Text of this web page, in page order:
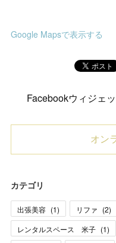
Google Mapsで表示する
Facebookウィジェ
オン
カテゴリ
出張美容 (1) リファ (2)
レンタルスペース 米子 (1)